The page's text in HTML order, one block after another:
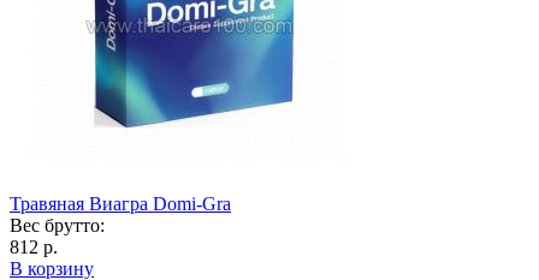
Травяная Виагра Domi-Gra
Вес брутто:
812 р.
В корзину